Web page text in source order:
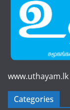
www.uthayam.lk
Categories